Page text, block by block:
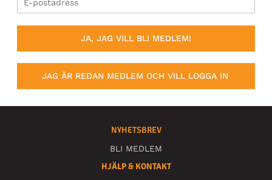
JA, JAG VILL BLI MEDLEM!
JAG ÄR REDAN MEDLEM OCH VILL LOGGA IN
NYHETSBREV
BLI MEDLEM
HJÄLP & KONTAKT